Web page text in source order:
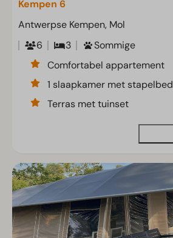
Kempen 6
Antwerpse Kempen, Mol
6
3
Sommige
Comfortabel appartement
1 slaapkamer met stapelbed
Terras met tuinset